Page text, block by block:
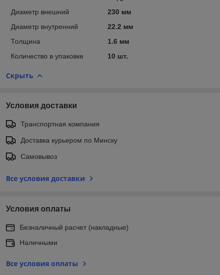
Диаметр внешний
230 мм
Диаметр внутренний
22.2 мм
Толщина
1.6 мм
Количество в упаковке
10 шт.
Скрыть
Условия доставки
Транспортная компания
Доставка курьером по Минску
Самовывоз
Все условия доставки
Условия оплаты
Безналичный расчет (накладные)
Наличными
Все условия оплаты